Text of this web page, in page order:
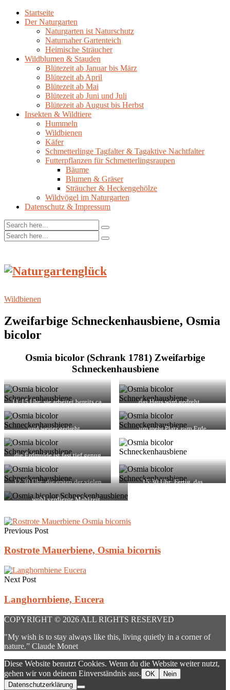
Startseite
Der Naturgarten
Naturgarten ist Naturschutz
Naturnaher Gartenteich
Heimische Sträucher
Wildblumen & Stauden
Blütezeit ab Januar bis März
Blütezeit ab April
Blütezeit ab Mai
Blütezeit ab Juni und Juli
Blütezeit ab August bis Herbst
Insekten & Wildtiere
Hummeln
Wildbienen
Käfer
Schmetterlinge Tagfalter & Tagaktive Nachtfalter
Futterpflanzen für Schmetterlingsraupen
Bäume
Blumen & Gräser
Sträucher & Heckengehölze
Wildvögel im Naturgarten
Datenschutz & Impressum
Wildbienen
Zweifarbige Schneckenhausbiene, Osmia
bicolor
Osmia bicolor (Schrank 1781) Zweifarbige
Schneckenhausbiene
11:15 Uhr: sie arbeitet bereits ca.
eine Stunde. Erde wir unter dem
Haus hervorgeholt
das Haus wird gedreht…
und weiter gedreht…
um mehr Platz zum Erde
die Erdmulde ist fast tief genug
und das Haus wieder gedreht
12:30 Uhr: die ersten der vielen
getrockneten Grashalme
15:30 Uhr: Fertig, das
Schneckenhaus ist nicht mehr zu
wohl verdiente Mahlzeit
Previous Post
Rostrote Mauerbiene, Osmia bicornis
Next Post
Langhornbiene, Eucera
COPYRIGHT © 2026 ALL RIGHTS RESERVED
"My wish is to stay always like this, living quietly in a corner of
nature.” Claude Monet
Diese Website benutzt Cookies. Wenn du die Website weiter nutzt,
gehen wir von deinem Einverständnis aus. OK
Nein
Datenschutzerklärung